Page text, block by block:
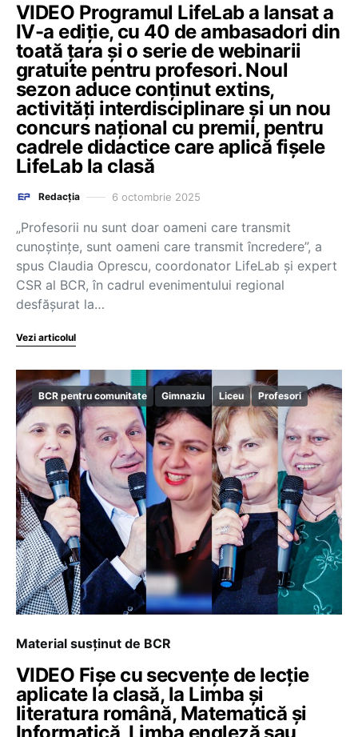
VIDEO Programul LifeLab a lansat a
IV-a ediție, cu 40 de ambasadori din
toată țara și o serie de webinarii
gratuite pentru profesori. Noul
sezon aduce conținut extins,
activități interdisciplinare și un nou
concurs național cu premii, pentru
cadrele didactice care aplică fișele
LifeLab la clasă
Redacția 6 octombrie 2025
„Profesorii nu sunt doar oameni care transmit
cunoștințe, sunt oameni care transmit încredere”, a
spus Claudia Oprescu, coordonator LifeLab și expert
CSR al BCR, în cadrul evenimentului regional
desfășurat la…
Vezi articolul
BCR pentru comunitate Gimnaziu Liceu Profesori
Material susținut de BCR
VIDEO Fișe cu secvențe de lecție
aplicate la clasă, la Limba și
literatura română, Matematică și